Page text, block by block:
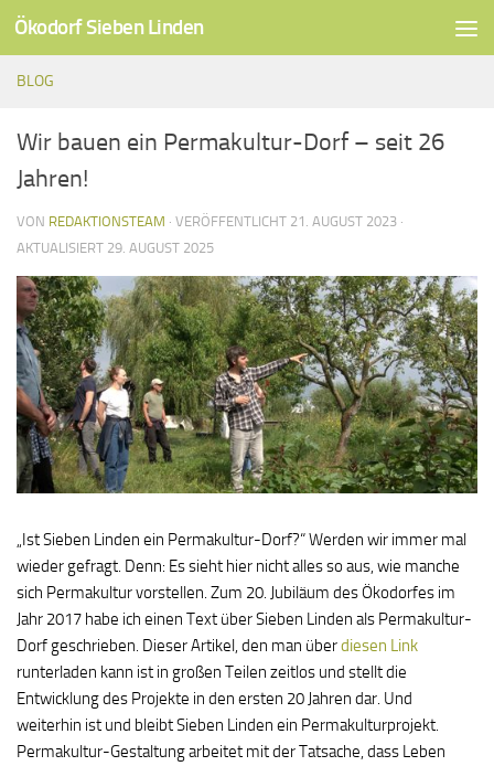
Unter dem Inhalt
Ökodorf Sieben Linden
BLOG
Wir bauen ein Permakultur-Dorf – seit 26
Jahren!
VON REDAKTIONSTEAM · VERÖFFENTLICHT 21. AUGUST 2023 ·
AKTUALISIERT 29. AUGUST 2025
„Ist Sieben Linden ein Permakultur-Dorf?“ Werden wir immer mal
wieder gefragt. Denn: Es sieht hier nicht alles so aus, wie manche
sich Permakultur vorstellen. Zum 20. Jubiläum des Ökodorfes im
Jahr 2017 habe ich einen Text über Sieben Linden als Permakultur-
Dorf geschrieben. Dieser Artikel, den man überdiesen Link
runterladen kann ist in großen Teilen zeitlos und stellt die
Entwicklung des Projekte in den ersten 20 Jahren dar. Und
weiterhin ist und bleibt Sieben Linden ein Permakulturprojekt.
Permakultur-Gestaltung arbeitet mit der Tatsache, dass Leben